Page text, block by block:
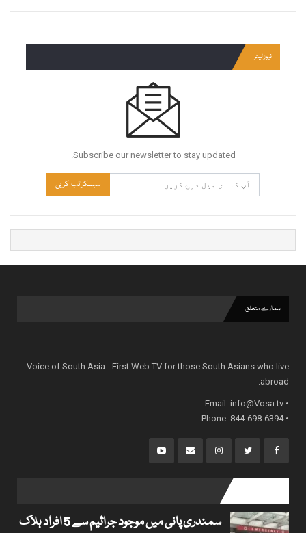
نیوز لیٹر
Subscribe our newsletter to stay updated.
سبسکرائب کریں
ہمارے متعلق
Voice of South Asia - First Web TV for those South Asians who live
abroad.
• Email:
info@Vosa.tv
• Phone: 844-698-6394
سمندری پانی میں موجود جراثیم سے 5 افراد ہلاک